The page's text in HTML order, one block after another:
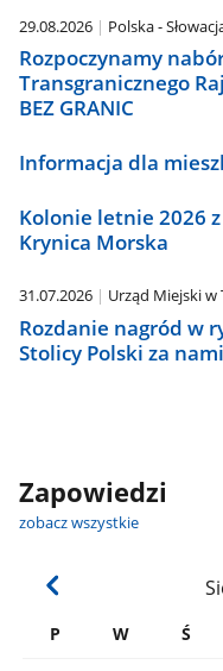
29.08.2026 Polska -
Rozpoczynamy
Transgranicznego
BEZ GRANIC
Informacja dla
Kolonie letnie 2026
Krynica Morska
31.07.2026 Urząd Miejski w
Rozdanie nagród w
Stolicy Polski za nami
Zapowiedzi
zobacz wszystkie
P W Ś